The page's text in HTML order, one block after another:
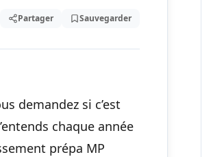
Partager Sauvegarder
demandez si c’est
chaque année
prépa MP